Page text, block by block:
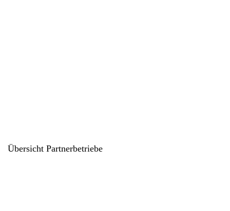
Übersicht Partnerbetriebe